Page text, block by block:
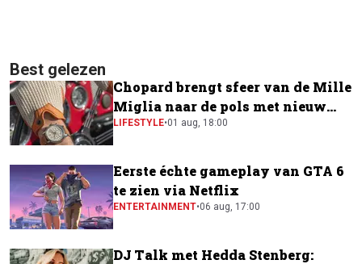
Best gelezen
Chopard brengt sfeer van de Mille
Miglia naar de pols met nieuw
horloge
LIFESTYLE•01 aug, 18:00
Eerste échte gameplay van GTA 6
te zien via Netflix
ENTERTAINMENT•06 aug, 17:00
DJ Talk met Hedda Stenberg: